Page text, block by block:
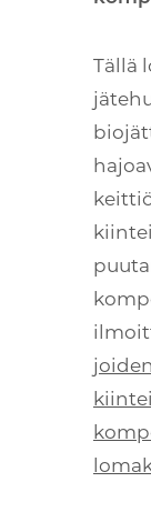
Tällä